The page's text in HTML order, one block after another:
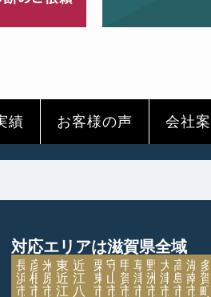
績 お客様の声 会社
対応エリアは滋賀県全域
長
浜
市
彦
根
市
米
原
市
東
近
江
近
江
八
栗
東
市
守
山
市
甲
賀
市
草
津
市
野
洲
市
大
津
市
高
島
市
湖
南
市
多
賀
町